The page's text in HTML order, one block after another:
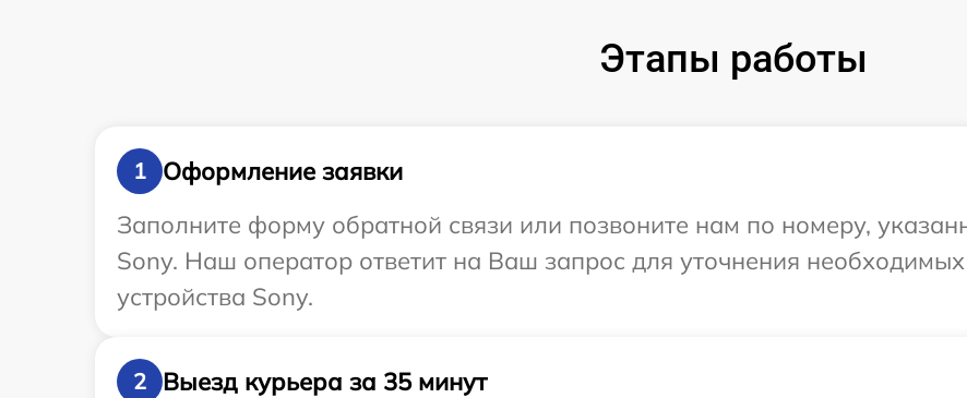
Этапы работы
1
Оформление заявки
Заполните форму обратной связи или позвоните нам по номеру,
Sony. Наш оператор ответит на Ваш запрос для уточнения
устройства Sony.
2
Выезд курьера за 35 минут